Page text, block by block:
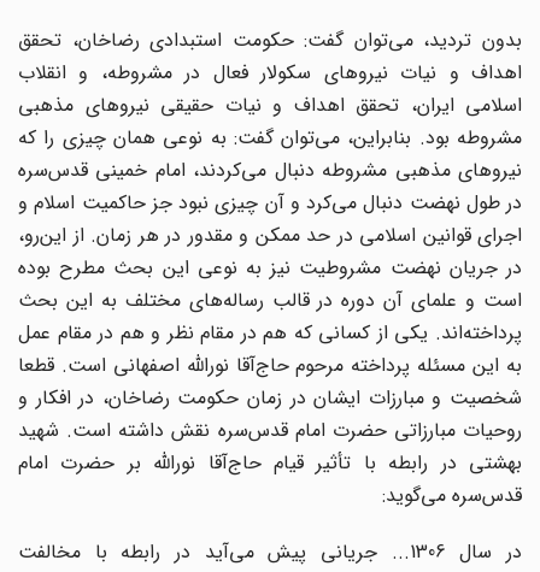
بدون تردید، می‌توان گفت: حکومت استبدادی رضاخان، تحقق
اهداف و نیات نیروهای سکولار فعال در مشروطه، و انقلاب
اسلامی ایران، تحقق اهداف و نیات حقیقی نیروهای مذهبی
مشروطه بود. بنابراین، می‌توان گفت: به نوعی همان چیزی را که
نیروهای مذهبی مشروطه دنبال می‌کردند، امام خمینی قدس‌سره
در طول نهضت دنبال می‌کرد و آن چیزی نبود جز حاکمیت اسلام و
اجرای قوانین اسلامی در حد ممکن و مقدور در هر زمان. از این‌رو،
در جریان نهضت مشروطیت نیز به نوعی این بحث مطرح بوده
است و علمای آن دوره در قالب رساله‌های مختلف به این بحث
پرداخته‌اند. یکی از کسانی که هم در مقام نظر و هم در مقام عمل
به این مسئله پرداخته مرحوم حاج‌آقا نوراللّه اصفهانی است. قطعا
شخصیت و مبارزات ایشان در زمان حکومت رضاخان، در افکار و
روحیات مبارزاتی حضرت امام قدس‌سره نقش داشته است. شهید
بهشتی در رابطه با تأثیر قیام حاج‌آقا نوراللّه بر حضرت امام
قدس‌سره می‌گوید:
در سال 1306... جریانی پیش می‌آید در رابطه با مخالفت